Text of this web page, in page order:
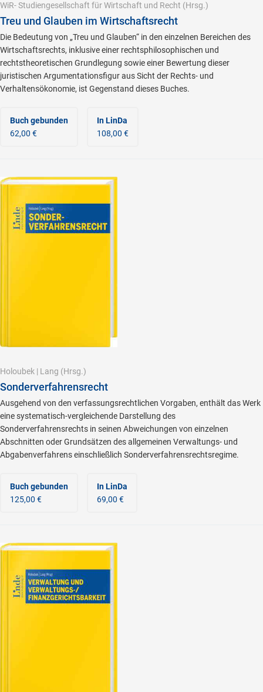
WiR- Studiengesellschaft für Wirtschaft und Recht (Hrsg.)
Treu und Glauben im Wirtschaftsrecht
Die Bedeutung von „Treu und Glauben“ in den einzelnen Bereichen des
Wirtschaftsrechts, inklusive einer rechtsphilosophischen und
rechtstheoretischen Grundlegung sowie einer Bewertung dieser
juristischen Argumentationsfigur aus Sicht der Rechts- und
Verhaltensökonomie, ist Gegenstand dieses Buches.
Buch gebunden
62,00 €
In LinDa
108,00 €
Holoubek | Lang (Hrsg.)
Sonderverfahrensrecht
Ausgehend von den verfassungsrechtlichen Vorgaben, enthält das Werk
eine systematisch-vergleichende Darstellung des
Sonderverfahrensrechts in seinen Abweichungen von einzelnen
Abschnitten oder Grundsätzen des allgemeinen Verwaltungs- und
Abgabenverfahrens einschließlich Sonderverfahrensrechtsregime.
Buch gebunden
125,00 €
In LinDa
69,00 €